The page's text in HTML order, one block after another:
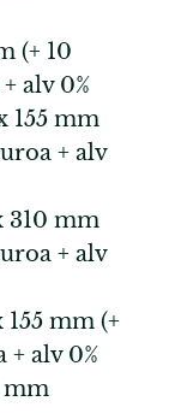
(+ 10
alv 0%
155 mm
+ alv
310 mm
+ alv
mm (+
alv 0%
mm